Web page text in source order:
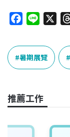
c
e
b
o
k
n
e
暑期展覽
推薦工作